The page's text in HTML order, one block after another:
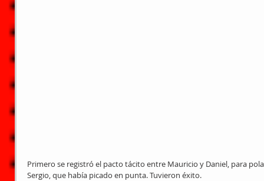
Primero se registró el pacto tácito entre Mauricio y Daniel, para
Sergio, que había picado en punta. Tuvieron éxito.